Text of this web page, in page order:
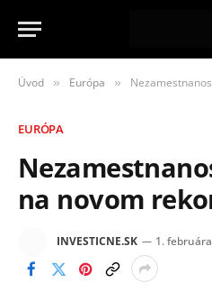
Úvod » Európa »
EURÓPA
na novom
INVESTICNE.SK 1.